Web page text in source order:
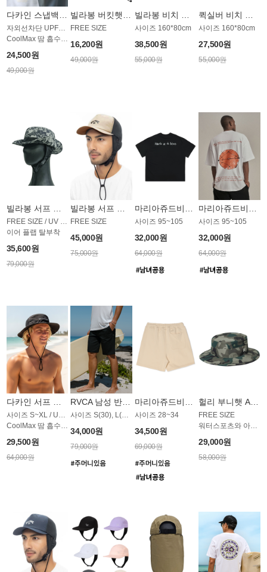
자외선차단 UPF50+
CoolMax 땀 흡수 밴드
24,500원
49,000원
FREE SIZE
16,200원
49,000원
사이즈 160*80cm
38,500원
55,000원
사이즈 160*80cm
27,500원
55,000원
FREE SIZE / UV 차단 모자
이어 플랩 탈부착
35,600원
79,000원
FREE SIZE
45,000원
75,000원
사이즈 95~105
32,000원
64,000원
사이즈 95~105
32,000원
64,000원
다카인 서프 모자 AC1899BDK
사이즈 S~XL / UV차단
CoolMax 땀 흡수 밴드
29,500원
64,000원
RVCA 남성 반바지 MST778BRV
사이즈 S(30), L(34)
34,000원
79,000원
마리아쥬드비엔 반바지 JMST55B
사이즈 28~34
34,500원
69,000원
헐리 부니햇 AC1844CHL
FREE SIZE
워터스포츠와 아웃도어 겸용
29,000원
58,000원